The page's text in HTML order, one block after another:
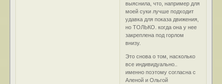
выяснила, что, например для
моей суки лучше подходит
удавка для показа движения,
но ТОЛЬКО. когда она у нее
закреплена под горлом
внизу.
Это снова о том, насколько
все индивидуально..
именно поэтому согласна с
Аленой и Ольгой